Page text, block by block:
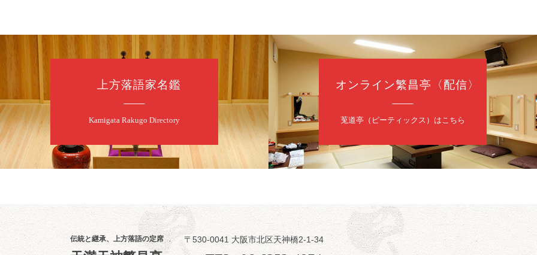
朝 8 日（土）
第2回 智之介・力造 二人会
笑福亭智之介「昭和任侠伝」「天王寺詣り」／桂力造「桃太郎」「本膳」／桂二豆「開
開演：午前10時（9時30分開場）
前売2,000円 当日 2,500円
お問合せ：智之介・力造 二人会事務局 090-7762-6268
昼席：番組案内
桂九寿玉／露の瑞／桂きん太郎／いわみせいじ（似顔絵）／桂米之助／桂文太～仲入～
上方落語家名鑑
Kamigata Rakugo Directory
オンライン繁昌亭〈配信〉
莵道亭（ピーティックス）はこちら
伝統と継承、上方落語の定席 〒530-0041 大阪市北区天神橋2-1-34